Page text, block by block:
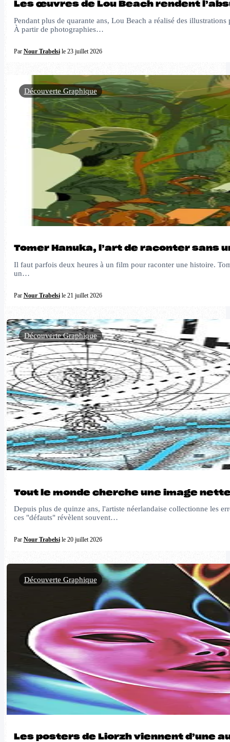
Les œuvres de Lou Beach rendent
Pendant plus de quarante ans, Lou Beach a réalisé des
À partir de photographies…
Par Nour Trabelsile 23 juillet 2026
Tomer Hanuka, l’art de raconter sans
Il faut parfois deux heures à un film pour raconter une histoire.
un…
Par Nour Trabelsile 21 juillet 2026
Découverte Graphique
Tout le monde cherche une image
Depuis plus de quinze ans, l'artiste néerlandaise collectionne les
ces "défauts" révèlent souvent…
Par Nour Trabelsile 20 juillet 2026
Découverte Graphique
Les posters de Liorzh viennent d’une
Découverte Graphique